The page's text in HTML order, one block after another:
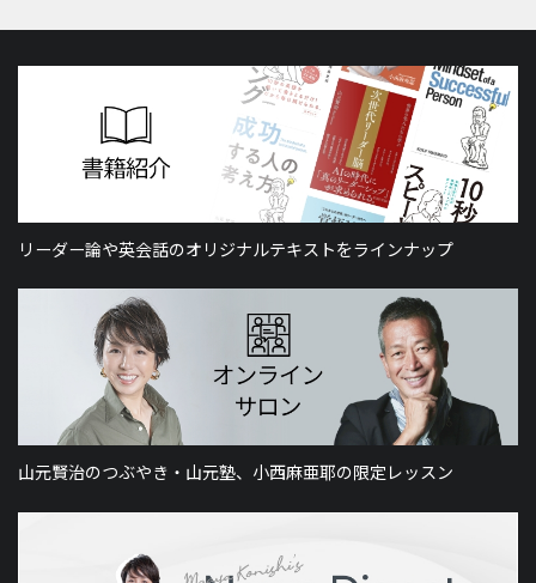
リーダー論や英会話のオリジナルテキストをラインナップ
山元賢治のつぶやき・山元塾、小西麻亜耶の限定レッスン